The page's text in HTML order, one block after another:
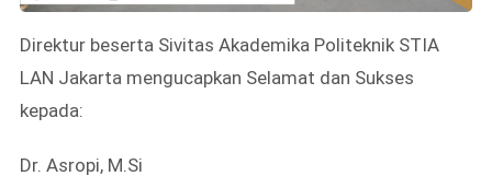
Direktur beserta Sivitas Akademika Politeknik STIA
LAN Jakarta mengucapkan Selamat dan Sukses
kepada:
Dr. Asropi, M.Si